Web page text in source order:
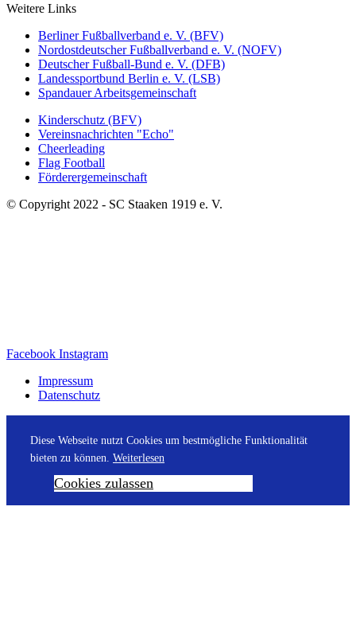
Weitere Links
Berliner Fußballverband e. V. (BFV)
Nordostdeutscher Fußballverband e. V. (NOFV)
Deutscher Fußball-Bund e. V. (DFB)
Landessportbund Berlin e. V. (LSB)
Spandauer Arbeitsgemeinschaft
Kinderschutz (BFV)
Vereinsnachrichten "Echo"
Cheerleading
Flag Football
Förderergemeinschaft
© Copyright 2022 - SC Staaken 1919 e. V.
Facebook Instagram
Impressum
Datenschutz
Diese Webseite nutzt Cookies um bestmögliche Funktionalität
bieten zu können. Weiterlesen
Cookies zulassen